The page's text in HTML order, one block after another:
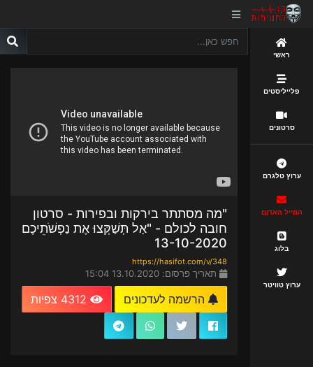
ראשי
פלייליסטים
סרטונים
ערוץ טלגרם
המייל האדום
בלוג
ערוץ טוויטר
"מה מסתתר בירקות ובפירות - סרטון
חובה לכולם - "אַל תְּשַׁקְּצוּ אֶת נַפְשֹׁתֵיכֶם
13-10-2020
https://hasifot.com/v/348
תאריך פרסום: 13.10.2020 15:04
הרשמה לעדכונים